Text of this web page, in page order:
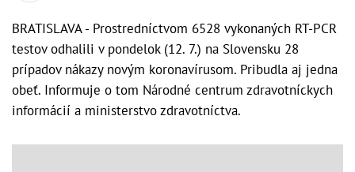
BRATISLAVA - Prostredníctvom 6528 vykonaných RT-PCR
testov odhalili v pondelok (12. 7.) na Slovensku 28
prípadov nákazy novým koronavírusom. Pribudla aj jedna
obeť. Informuje o tom Národné centrum zdravotníckych
informácií a ministerstvo zdravotníctva.